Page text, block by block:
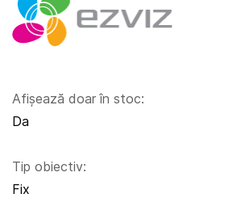
Afișează doar în stoc:
Da
Tip obiectiv:
Fix